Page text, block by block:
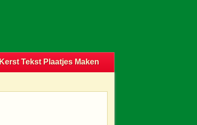
Kerst Tekst Plaatjes Maken